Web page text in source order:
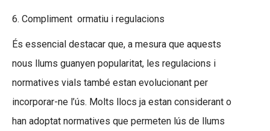
6. Compliment ormatiu i regulacions
És essencial destacar que, a mesura que aquests
nous llums guanyen popularitat, les regulacions i
normatives vials també estan evolucionant per
incorporar-ne l’ús. Molts llocs ja estan considerant o
han adoptat normatives que permeten lús de llums